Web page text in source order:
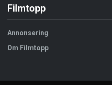
Filmtopp
Annonsering
Om Filmtopp